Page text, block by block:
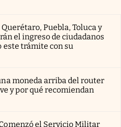
Puebla, Toluca y
el ingreso de ciudadanos
este trámite con su
moneda arriba del router
y por qué recomiendan
el Servicio Militar